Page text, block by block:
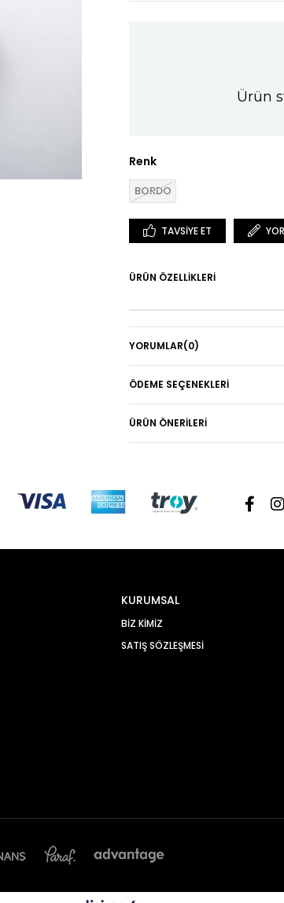
Ürün
Renk
BORDO
TAVSIYE ET
ÜRÜN ÖZELLIKLERI
YORUMLAR(0)
ÖDEME SEÇENEKLERI
ÜRÜN ÖNERILERI
KURUMSAL
BİZ KİMİZ
SATIŞ SÖZLEŞMESİ